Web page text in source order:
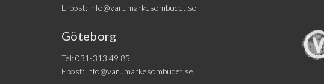
E-post: info@varumarkesombudet.se
Göteborg
Tel:031-313 49 85
Epost: info@varumarkesombudet.se